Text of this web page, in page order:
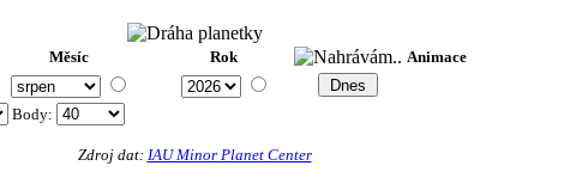
Měsíc Rok Animace
Body:
Zdroj dat: IAU Minor Planet Center